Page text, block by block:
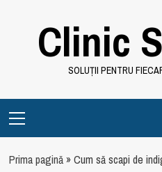
Clinic
SOLUȚII PENTRU
Menu
Prima pagină»Cum să scapi de